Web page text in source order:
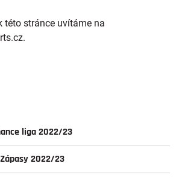
této stránce uvítáme na
liga 2022/23
2022/23